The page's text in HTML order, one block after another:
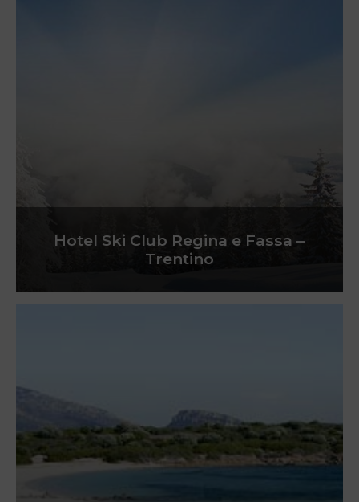
Hotel Ski Club Regina e Fassa –
Trentino